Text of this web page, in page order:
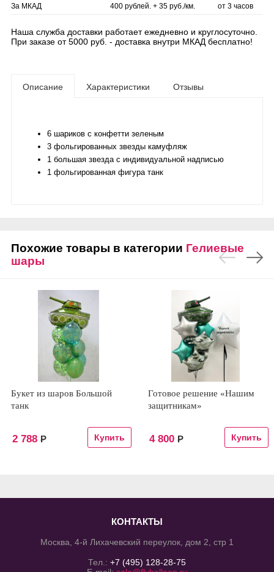
За МКАД
400 рублей. + 35 руб./км. от 3 часов
Наша служба доставки работает ежедневно и круглосуточно.
При заказе от 5000 руб. - доставка внутри МКАД бесплатно!
Описание Характеристики Отзывы
6 шариков с конфетти зеленым
3 фольгированных звезды камуфляж
1 большая звезда с индивидуальной надписью
1 фольгированная фигура танк
Похожие товары в категории Гелиевые
шары
Букет из шаров Большой
танк
2 788 Р
Готовое решение «Нашим
защитникам»
4 800 Р
КОНТАКТЫ
Москва, 4-й Лихачевский переулок, дом 2, стр 1
Тел.: +7 (495) 128-28-75